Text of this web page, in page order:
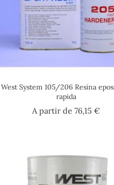
West System 105/206 Resina
rapida
A partir de76,15 €